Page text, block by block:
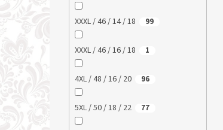
XXXL / 46 / 14 / 18 99
XXXL / 46 / 16 / 18 1
4XL / 48 / 16 / 20 96
5XL / 50 / 18 / 22 77